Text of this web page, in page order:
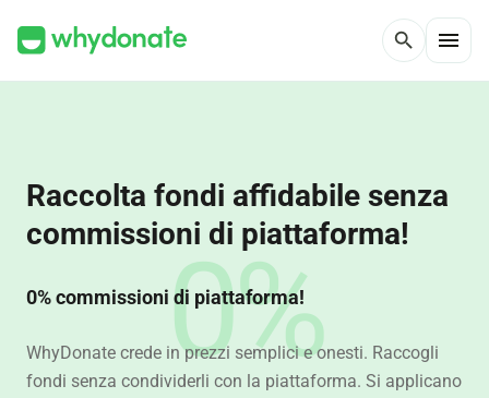
search menu
0%
Raccolta fondi affidabile senza
commissioni di piattaforma!
0% commissioni di piattaforma!
WhyDonate crede in prezzi semplici e onesti. Raccogli
fondi senza condividerli con la piattaforma. Si applicano